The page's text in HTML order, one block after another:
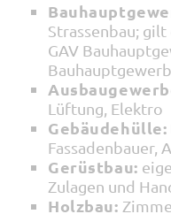
Strassenbau;
GAV
Lüftung, Elektro
Gebäudehülle:
Fassadenbauer,
Gerüstbau:
Zulagen und
Holzbau: